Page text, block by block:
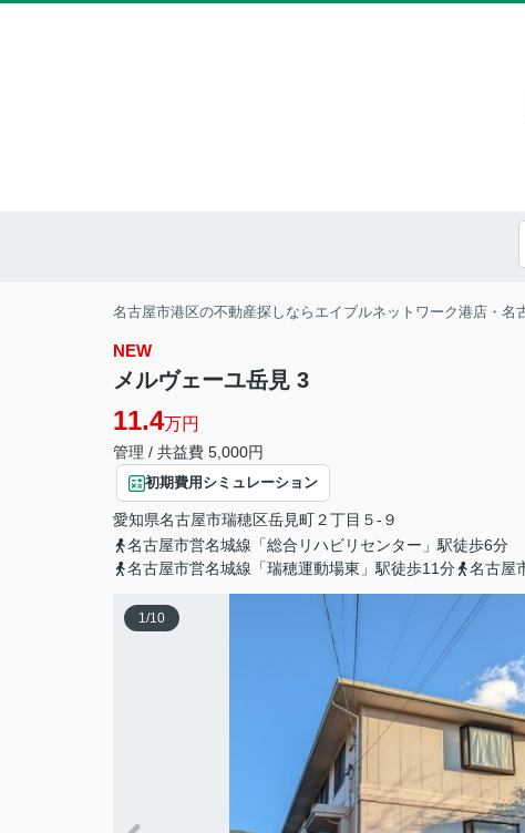
名古屋市港区の不動産探しならエイブルネットワーク港店・名
NEW
メルヴェーユ岳見 3
11.4万円
管理 / 共益費 5,000円
初期費用シミュレーション
愛知県名古屋市瑞穂区岳見町２丁目５-９
名古屋市営名城線「総合リハビリセンター」駅徒歩6分
名古屋市営名城線「瑞穂運動場東」駅徒歩11分
名古屋
1/10